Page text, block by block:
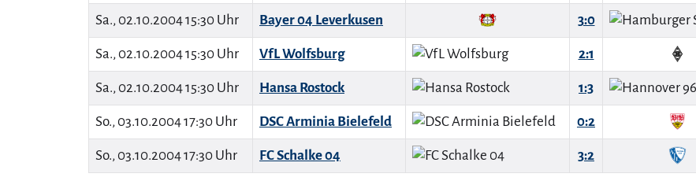
Sa., 02.10.2004 15:30 Uhr Bayer 04 Leverkusen 3:0
Sa., 02.10.2004 15:30 Uhr VfL Wolfsburg 2:1
Sa., 02.10.2004 15:30 Uhr Hansa Rostock 1:3
So., 03.10.2004 17:30 Uhr DSC Arminia Bielefeld 0:2
So., 03.10.2004 17:30 Uhr FC Schalke 04 3:2